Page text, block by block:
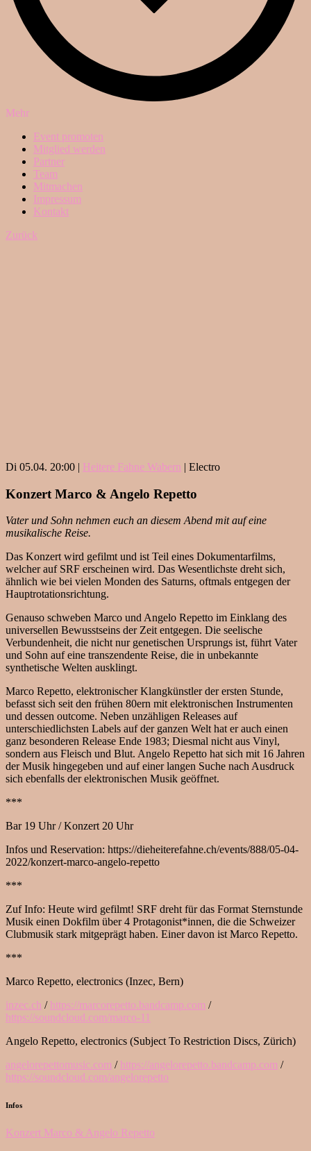
Mehr
Event promoten
Mitglied werden
Partner
Team
Mitmachen
Impressum
Kontakt
Zurück
Di 05.04. 20:00 | Heitere Fahne Wabern | Electro
Konzert Marco & Angelo Repetto
Vater und Sohn nehmen euch an diesem Abend mit auf eine
musikalische Reise.
Das Konzert wird gefilmt und ist Teil eines Dokumentarfilms,
welcher auf SRF erscheinen wird. Das Wesentlichste dreht sich,
ähnlich wie bei vielen Monden des Saturns, oftmals entgegen der
Hauptrotationsrichtung.
Genauso schweben Marco und Angelo Repetto im Einklang des
universellen Bewusstseins der Zeit entgegen. Die seelische
Verbundenheit, die nicht nur genetischen Ursprungs ist, führt Vater
und Sohn auf eine transzendente Reise, die in unbekannte
synthetische Welten ausklingt.
Marco Repetto, elektronischer Klangkünstler der ersten Stunde,
befasst sich seit den frühen 80ern mit elektronischen Instrumenten
und dessen outcome. Neben unzähligen Releases auf
unterschiedlichsten Labels auf der ganzen Welt hat er auch einen
ganz besonderen Release Ende 1983; Diesmal nicht aus Vinyl,
sondern aus Fleisch und Blut. Angelo Repetto hat sich mit 16 Jahren
der Musik hingegeben und auf einer langen Suche nach Ausdruck
sich ebenfalls der elektronischen Musik geöffnet.
***
Bar 19 Uhr / Konzert 20 Uhr
Infos und Reservation: https://dieheiterefahne.ch/events/888/05-04-
2022/konzert-marco-angelo-repetto
***
Zuf Info: Heute wird gefilmt! SRF dreht für das Format Sternstunde
Musik einen Dokfilm über 4 Protagonist*innen, die die Schweizer
Clubmusik stark mitgeprägt haben. Einer davon ist Marco Repetto.
***
Marco Repetto, electronics (Inzec, Bern)
inzec.ch / https://marcorepetto.bandcamp.com /
https://soundcloud.com/marco-11
Angelo Repetto, electronics (Subject To Restriction Discs, Zürich)
angelorepettomusic.com / https://angelorepetto.bandcamp.com /
https://soundcloud.com/angelorepetto
Infos
Konzert Marco & Angelo Repetto